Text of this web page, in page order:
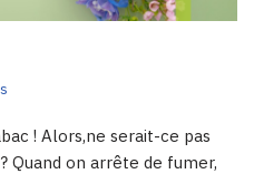
! Alors,ne serait-ce pas
Quand on arrête de fumer,